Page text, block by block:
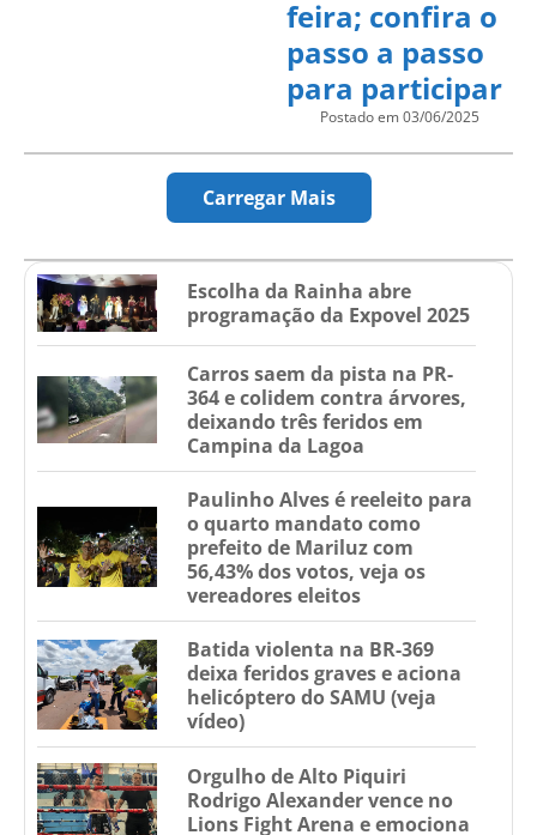
feira; confira o
passo a passo
para participar
Postado em 03/06/2025
Carregar Mais
Escolha da Rainha abre
programação da Expovel 2025
Carros saem da pista na PR-
364 e colidem contra árvores,
deixando três feridos em
Campina da Lagoa
Paulinho Alves é reeleito para
o quarto mandato como
prefeito de Mariluz com
56,43% dos votos, veja os
vereadores eleitos
Batida violenta na BR-369
deixa feridos graves e aciona
helicóptero do SAMU (veja
vídeo)
Orgulho de Alto Piquiri
Rodrigo Alexander vence no
Lions Fight Arena e emociona